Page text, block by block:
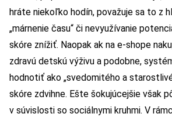
hráte niekoľko hodín, považuje sa to z
„márnenie času“ či nevyužívanie
skóre znížiť. Naopak ak na e-shope
zdravú detskú výživu a podobne,
hodnotiť ako „svedomitého a
skóre zdvihne. Ešte šokujúcejšie však
v súvislosti so sociálnymi kruhmi. V